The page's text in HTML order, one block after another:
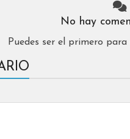
No hay
Puedes ser el primero para